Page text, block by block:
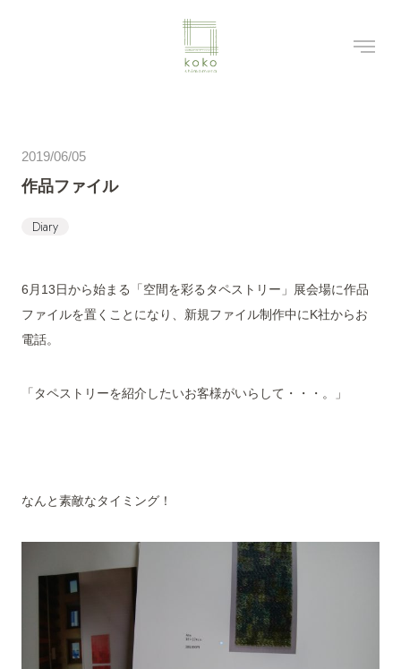
2019/06/05
作品ファイル
Diary
6月13日から始まる「空間を彩るタペストリー」展会場に作品
ファイルを置くことになり、新規ファイル制作中にK社からお
電話。
「タペストリーを紹介したいお客様がいらして・・・。」
なんと素敵なタイミング！